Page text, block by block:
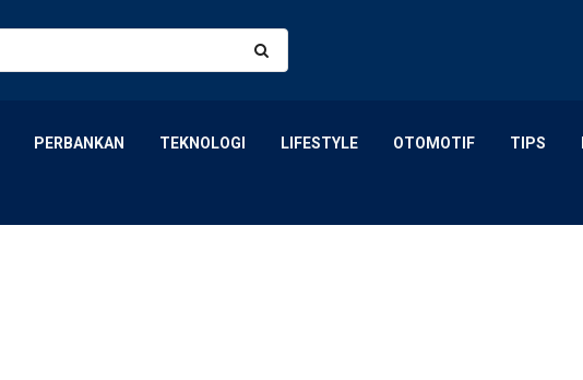
PERBANKAN TEKNOLOGI LIFESTYLE OTOMOTIF TIPS